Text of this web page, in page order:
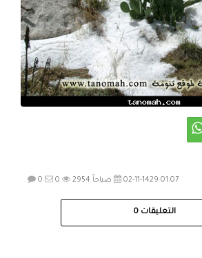
02-11-1429 01:07 صباحاً
0 0 2954
التعليقات 0